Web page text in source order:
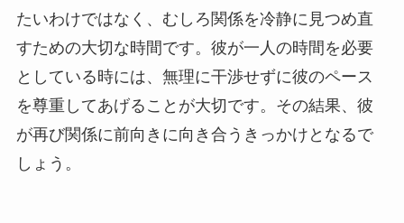
たいわけではなく、むしろ関係を冷静に見つめ直
すための大切な時間です。彼が一人の時間を必要
としている時には、無理に干渉せずに彼のペース
を尊重してあげることが大切です。その結果、彼
が再び関係に前向きに向き合うきっかけとなるで
しょう。